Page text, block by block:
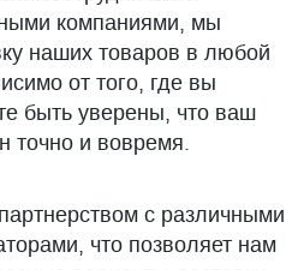
компаниями, мы
наших товаров в любой
от того, где вы
быть уверены, что ваш
точно и вовремя.
с различными
что позволяет нам